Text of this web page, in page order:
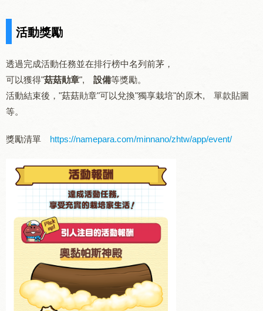
活動獎勵
透過完成活動任務並在排行榜中名列前茅，
可以獲得"菇菇勛章", 設備等獎勵。
活動結束後，"菇菇勛章"可以兌換"獨享栽培"的原木, 單款貼圖
等。
獎勵清單 https://namepara.com/minnano/zhtw/app/event/